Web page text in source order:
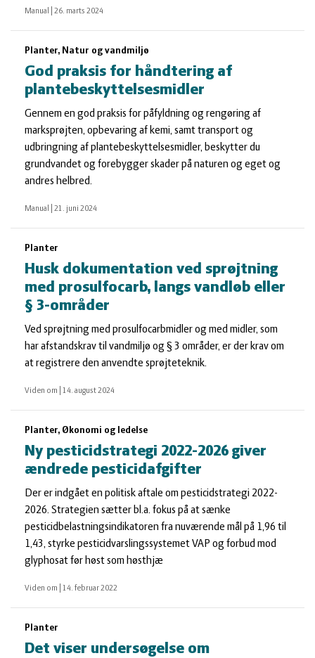
Manual 26. marts 2024
Planter, Natur og vandmiljø
God praksis for håndtering af
plantebeskyttelsesmidler
Gennem en god praksis for påfyldning og rengøring af
marksprøjten, opbevaring af kemi, samt transport og
udbringning af plantebeskyttelsesmidler, beskytter du
grundvandet og forebygger skader på naturen og eget og
andres helbred.
Manual 21. juni 2024
Planter
Husk dokumentation ved sprøjtning
med prosulfocarb, langs vandløb eller
§ 3-områder
Ved sprøjtning med prosulfocarbmidler og med midler, som
har afstandskrav til vandmiljø og § 3 områder, er der krav om
at registrere den anvendte sprøjteteknik.
Viden om 14. august 2024
Planter, Økonomi og ledelse
Ny pesticidstrategi 2022-2026 giver
ændrede pesticidafgifter
Der er indgået en politisk aftale om pesticidstrategi 2022-
2026. Strategien sætter bl.a. fokus på at sænke
pesticidbelastningsindikatoren fra nuværende mål på 1,96 til
1,43, styrke pesticidvarslingssystemet VAP og forbud mod
glyphosat før høst som høsthjæ
Viden om 14. februar 2022
Planter
Det viser undersøgelse om